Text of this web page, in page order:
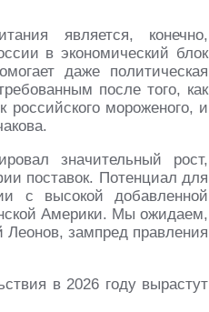
является, конечно,
в экономический блок
даже политическая
после того, как
мороженого, и
значительный рост,
поставок. Потенциал для
с высокой добавленной
Америки. Мы ожидаем,
Леонов, зампред правления
в 2026 году вырастут